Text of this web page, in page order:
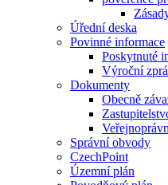
Úřední deska
Povinné informace
Poskytnuté
Výroční
Dokumenty
Obecně
Správní obvody
CzechPoint
Územní plán